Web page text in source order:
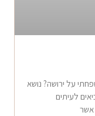
על ירושה? נושא
לעיתים
אשר